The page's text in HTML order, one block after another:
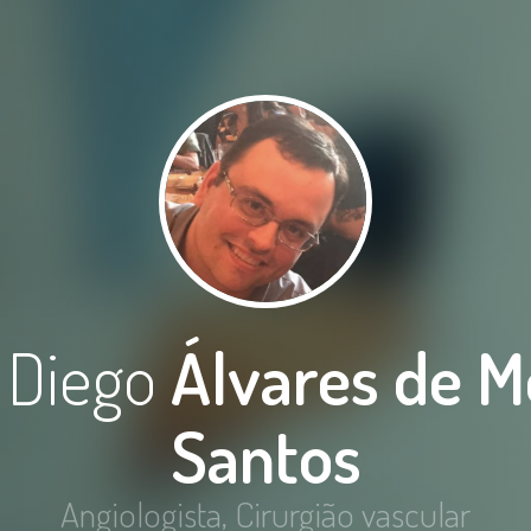
Álvares de
Santos
Angiologista, Cirurgião vascular